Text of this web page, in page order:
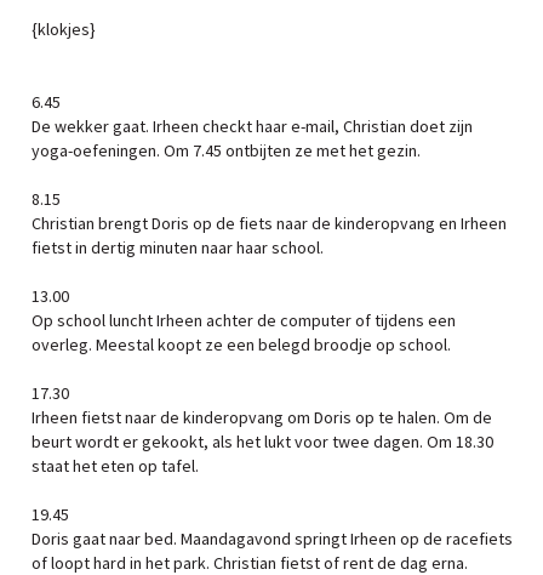
{klokjes}
6.45
De wekker gaat. Irheen checkt haar e-mail, Christian doet zijn
yoga-oefeningen. Om 7.45 ontbijten ze met het gezin.
8.15
Christian brengt Doris op de fiets naar de kinderopvang en Irheen
fietst in dertig minuten naar haar school.
13.00
Op school luncht Irheen achter de computer of tijdens een
overleg. Meestal koopt ze een belegd broodje op school.
17.30
Irheen fietst naar de kinderopvang om Doris op te halen. Om de
beurt wordt er gekookt, als het lukt voor twee dagen. Om 18.30
staat het eten op tafel.
19.45
Doris gaat naar bed. Maandagavond springt Irheen op de racefiets
of loopt hard in het park. Christian fietst of rent de dag erna.